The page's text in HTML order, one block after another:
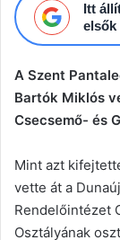
Itt
elsők
A Szent
Bartók Miklós
Csecsemő- és
Mint azt
vette át a
Rendelőintézet
Osztályának